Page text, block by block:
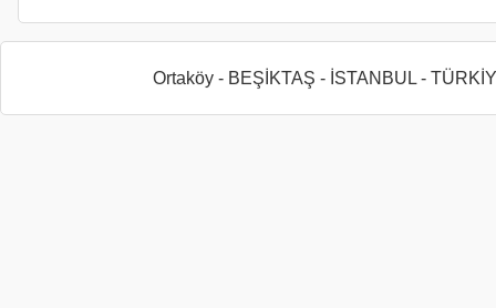
Ortaköy - BEŞİKTAŞ - İSTANBUL -